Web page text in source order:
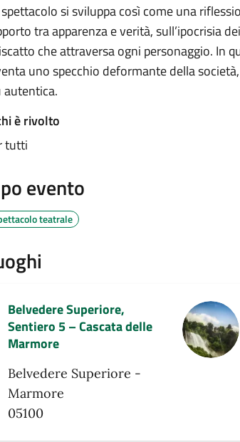
si sviluppa così come una
tra apparenza e verità, sull’ipocrisia
che attraversa ogni personaggio. In
uno specchio deformante della
autentica.
è rivolto
tutti
evento
teatrale
Belvedere Superiore,
Sentiero 5 – Cascata delle
Marmore
Belvedere Superiore -
Marmore
05100